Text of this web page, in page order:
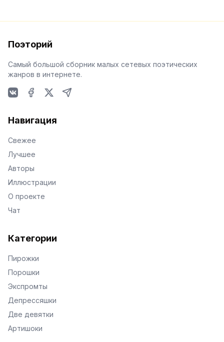
Поэторий
Самый большой сборник малых сетевых поэтических
жанров в интернете.
Навигация
Свежее
Лучшее
Авторы
Иллюстрации
О проекте
Чат
Категории
Пирожки
Порошки
Экспромты
Депрессяшки
Две девятки
Артишоки